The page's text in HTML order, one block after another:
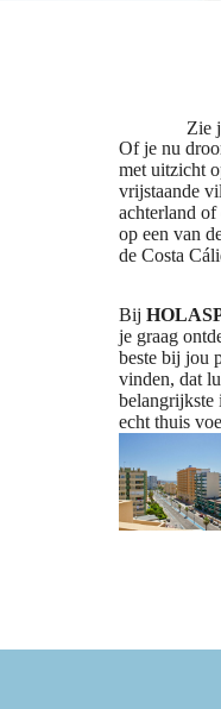
Zie
Of je nu
met uitzicht
vrijstaande
achterland
op een van
de Costa
Bij
je graag
beste bij jou
vinden, dat
belangrijkste
echt thuis